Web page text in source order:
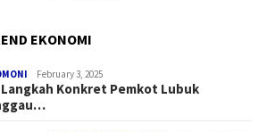
EKONOMI
February 3, 2025
Konkret Pemkot Lubuk